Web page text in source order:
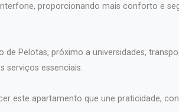
proporcionando mais conforto e
de Pelotas, próximo a universidades,
serviços essenciais.
este apartamento que une praticidade,